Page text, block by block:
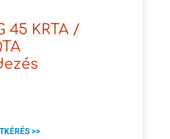
45 KRTA /
>>